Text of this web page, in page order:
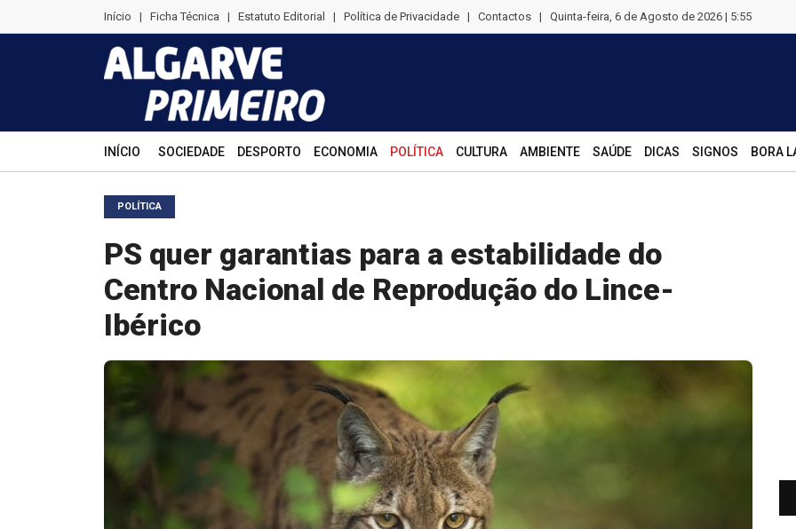
Início | Ficha Técnica | Estatuto Editorial | Política de Privacidade | Contactos | Quinta-feira, 6 de Agosto de 2026 | 5:55
INÍCIO SOCIEDADE DESPORTO ECONOMIA POLÍTICA CULTURA AMBIENTE SAÚDE DICAS SIGNOS BORA
POLÍTICA
PS quer garantias para a estabilidade do
Centro Nacional de Reprodução do Lince-
Ibérico